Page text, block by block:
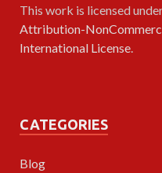
This work is licensed
Attribution-
International License.
CATEGORIES
Blog